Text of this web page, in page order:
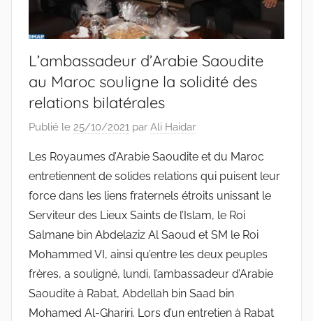
L’ambassadeur d’Arabie Saoudite
au Maroc souligne la solidité des
relations bilatérales
Publié le 25/10/2021 par Ali Haidar
Les Royaumes d’Arabie Saoudite et du Maroc
entretiennent de solides relations qui puisent leur
force dans les liens fraternels étroits unissant le
Serviteur des Lieux Saints de l’Islam, le Roi
Salmane bin Abdelaziz Al Saoud et SM le Roi
Mohammed VI, ainsi qu’entre les deux peuples
frères, a souligné, lundi, l’ambassadeur d’Arabie
Saoudite à Rabat, Abdellah bin Saad bin
Mohamed Al-Ghariri. Lors d’un entretien à Rabat